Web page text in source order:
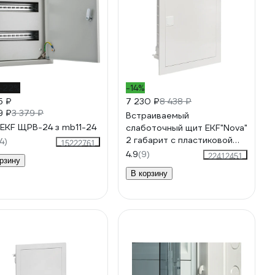
₽
₽3 379 ₽
ЩРВ-24 з mb11-24
15222761
-14%
7 230 ₽8 438 ₽
Встраиваемый
слаботочный щит EKF"Nova"
2 габарит с пластиковой
дверью IP41 nv-mb-pd-2
4.9(9)
22412451
В корзину